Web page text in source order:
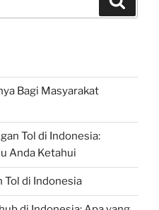
Bagi Masyarakat
Tol di Indonesia:
Anda Ketahui
Tol di Indonesia